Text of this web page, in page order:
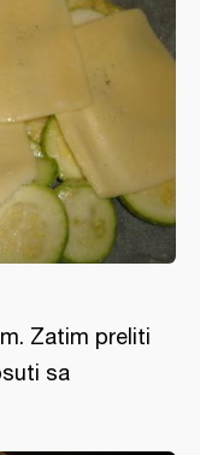
Zatim preliti
sa